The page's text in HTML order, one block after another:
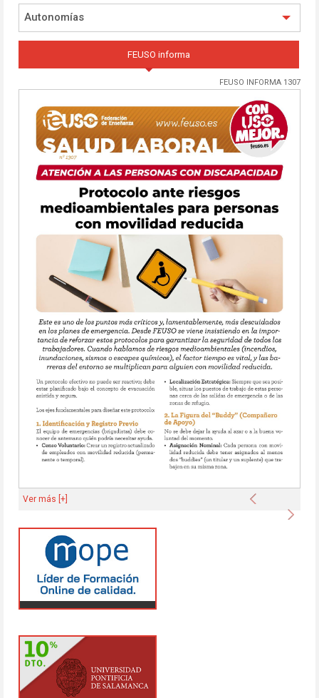
Autonomías
FEUSO informa
FEUSO INFORMA 1307
Anterior
Ver más [+]